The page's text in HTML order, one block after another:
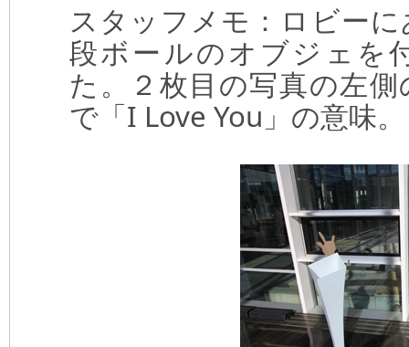
スタッフメモ：ロビー
段ボールのオブジェを
た。２枚目の写真の左
で「I Love You」の意味。